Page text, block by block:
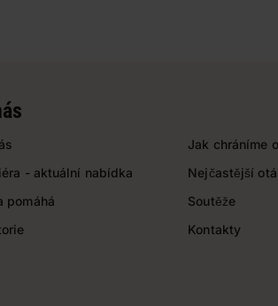
- aktuální nabídka
pomáhá
Jak chráníme
Nejčastější
Soutěže
Kontakty